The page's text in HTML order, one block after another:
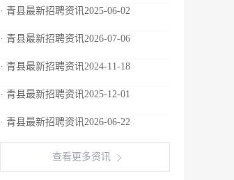
· 青县最新招聘资讯2025-06-02
· 青县最新招聘资讯2026-07-06
· 青县最新招聘资讯2024-11-18
· 青县最新招聘资讯2025-12-01
· 青县最新招聘资讯2026-06-22
查看更多资讯